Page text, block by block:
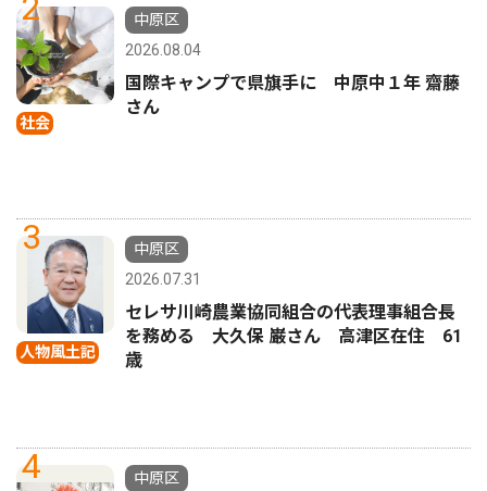
社会
中原区
2026.08.04
国際キャンプで県旗手に 中原中１年 齋藤
さん
3
人物風土記
中原区
2026.07.31
セレサ川崎農業協同組合の代表理事組合長
を務める 大久保 巌さん 高津区在住 61
歳
4
中原区